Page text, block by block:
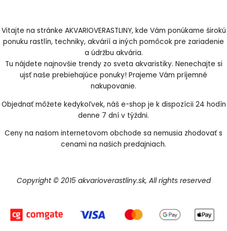
Vitajte na stránke AKVARIOVERASTLINY, kde Vám ponúkame širokú
ponuku rastlín, techniky, akvárií a iných pomôcok pre zariadenie
a údržbu akvária.
Tu nájdete najnovšie trendy zo sveta akvaristiky. Nenechajte si
ujsť naše prebiehajúce ponuky! Prajeme Vám príjemné
nakupovanie.
Objednať môžete kedykoľvek, náš e-shop je k dispozícii 24 hodín
denne 7 dní v týždni.
Ceny na našom internetovom obchode sa nemusia zhodovať s
cenami na našich predajniach.
Copyright © 2015 akvarioverastliny.sk, All rights reserved